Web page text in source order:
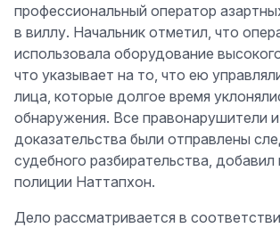
профессиональный оператор
в виллу. Начальник отметил, что
использовала оборудование
что указывает на то, что ею
лица, которые долгое время
обнаружения. Все правонарушители и
доказательства были отправлены
судебного разбирательства, добавил
полиции Наттапхон.
Дело рассматривается в